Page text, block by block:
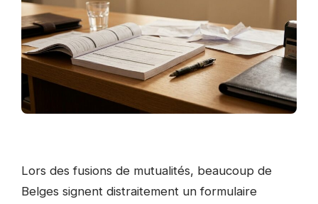
Lors des fusions de mutualités, beaucoup de
Belges signent distraitement un formulaire